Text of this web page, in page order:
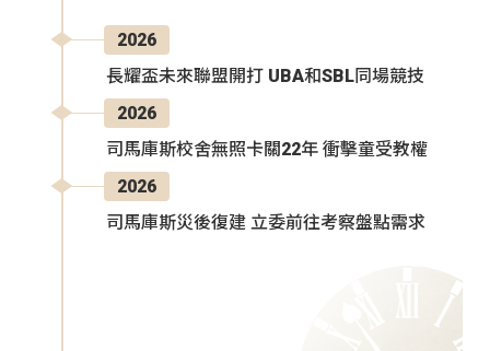
2026
長耀盃未來聯盟開打 UBA和SBL同場競技
2026
司馬庫斯校舍無照卡關22年 衝擊童受教權
2026
司馬庫斯災後復建 立委前往考察盤點需求